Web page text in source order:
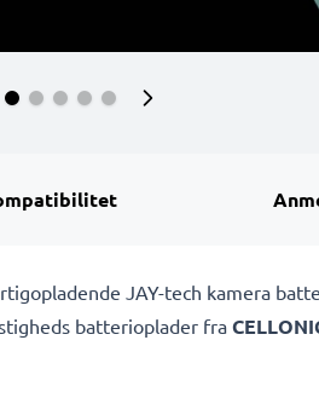
JAY-tech kamera
batterioplader fra